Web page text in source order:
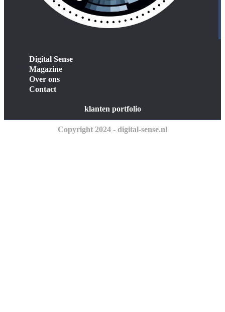
Digital Sense
Magazine
Over ons
Contact
klanten portfolio
Copyright 2024 - digital-sense.nl